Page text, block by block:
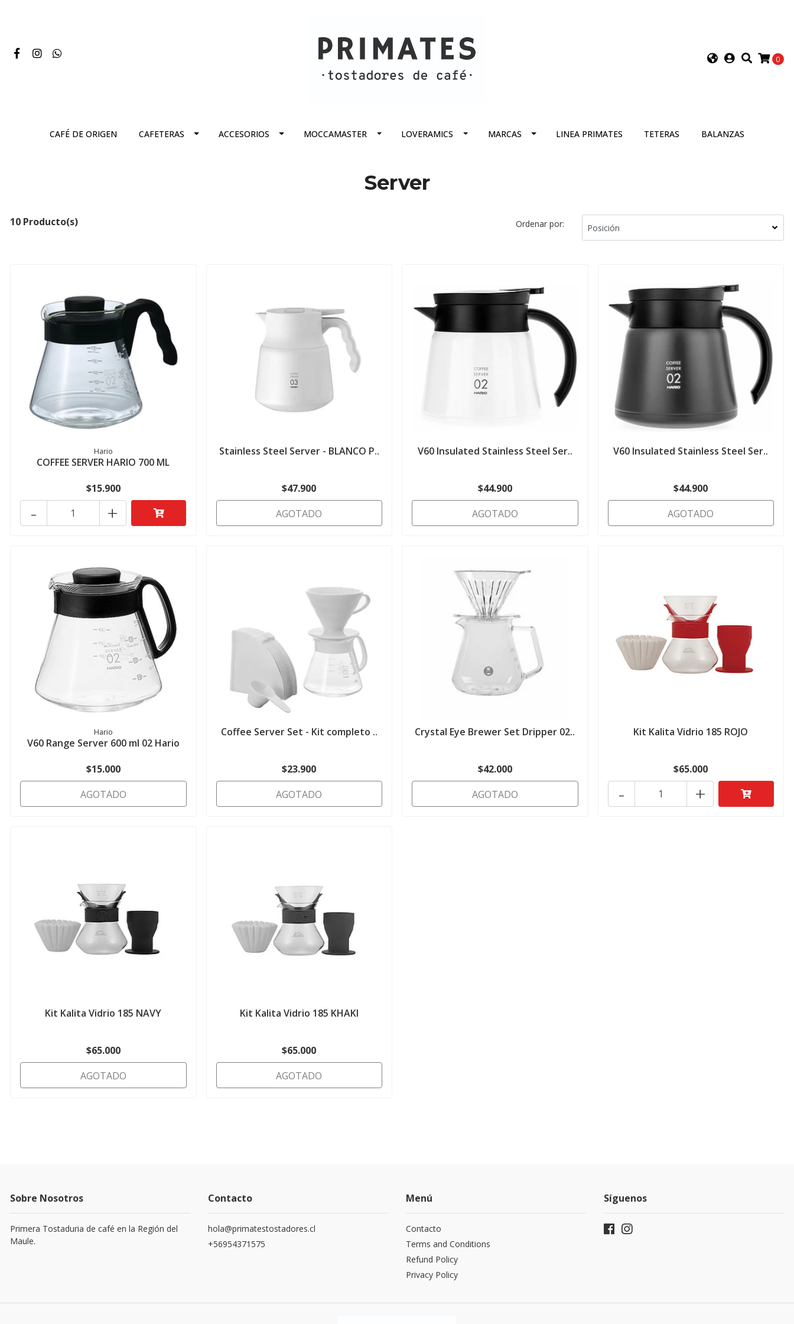
0
CAFÉ DE ORIGEN CAFETERAS ACCESORIOS MOCCAMASTER LOVERAMICS MARCAS LINEA PRIMATES TETERAS BALANZAS
Server
10 Producto(s) Ordenar por:
Hario
COFFEE SERVER HARIO 700 ML
$15.900
+
-
Stainless Steel Server - BLANCO P..
$47.900
AGOTADO
V60 Insulated Stainless Steel Ser..
$44.900
AGOTADO
V60 Insulated Stainless Steel Ser..
$44.900
AGOTADO
Hario
V60 Range Server 600 ml 02 Hario
$15.000
AGOTADO
Coffee Server Set - Kit completo ..
$23.900
AGOTADO
Crystal Eye Brewer Set Dripper 02..
$42.000
AGOTADO
Kit Kalita Vidrio 185 ROJO
$65.000
+
-
Kit Kalita Vidrio 185 NAVY
$65.000
AGOTADO
Kit Kalita Vidrio 185 KHAKI
$65.000
AGOTADO
Sobre Nosotros
Primera Tostaduria de café en la Región del
Maule.
Contacto
hola@primatestostadores.cl
+56954371575
Menú
Contacto
Terms and Conditions
Refund Policy
Privacy Policy
Síguenos